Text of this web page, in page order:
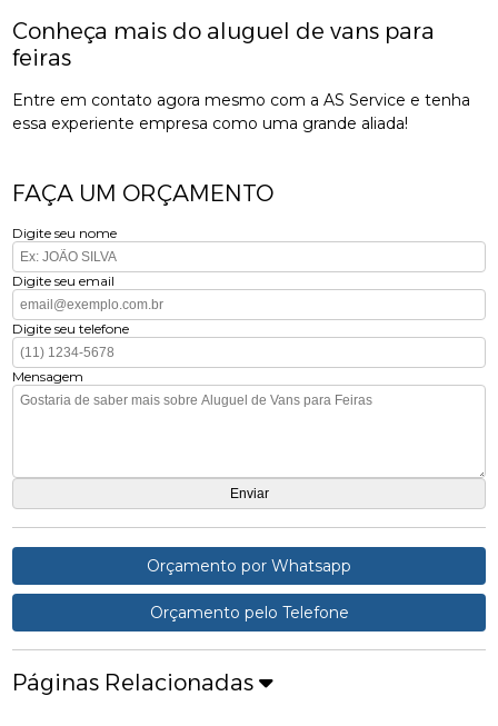
Conheça mais do aluguel de vans para
feiras
Entre em contato agora mesmo com a AS Service e tenha
essa experiente empresa como uma grande aliada!
FAÇA UM ORÇAMENTO
Digite seu nome
Digite seu email
Digite seu telefone
Mensagem
Orçamento por Whatsapp
Orçamento pelo Telefone
Páginas Relacionadas